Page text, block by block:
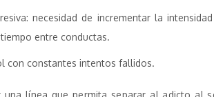
necesidad de incrementar la
entre conductas.
con constantes intentos fallidos.
una línea que permita separar al adicto al